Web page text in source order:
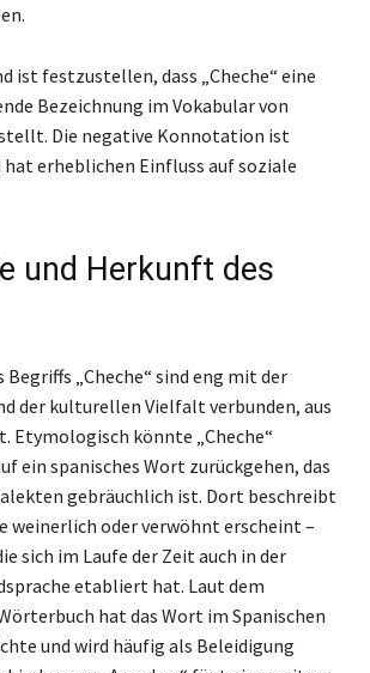
ist festzustellen, dass „Cheche“ eine
Bezeichnung im Vokabular von
Die negative Konnotation ist
hat erheblichen Einfluss auf soziale
und Herkunft des
Begriffs „Cheche“ sind eng mit der
der kulturellen Vielfalt verbunden, aus
Etymologisch könnte „Cheche“
ein spanisches Wort zurückgehen, das
gebräuchlich ist. Dort beschreibt
weinerlich oder verwöhnt erscheint –
sich im Laufe der Zeit auch in der
etabliert hat. Laut dem
hat das Wort im Spanischen
und wird häufig als Beleidigung